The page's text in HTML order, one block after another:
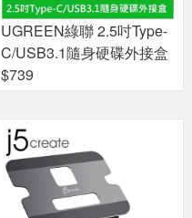
UGREEN綠聯 2.5吋Type-
C/USB3.1隨身硬碟外接盒
$739